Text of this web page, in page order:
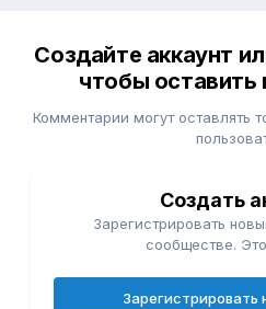
Создайте аккаунт
чтобы
Комментарии могут оставлять
Создать
Зарегистрировать
сообществе.
Зарегистрировать